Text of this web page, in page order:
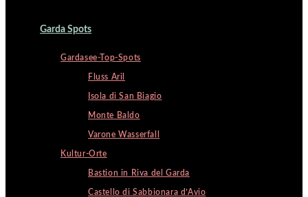
Garda Spots
Gardasee-Top-Spots
Fluss Aril
Isola di San Biagio
Monte Baldo
Varone Wasserfall
Kultur-Orte
Bastion in Riva del Garda
Castello di Sabbionara d’Avio